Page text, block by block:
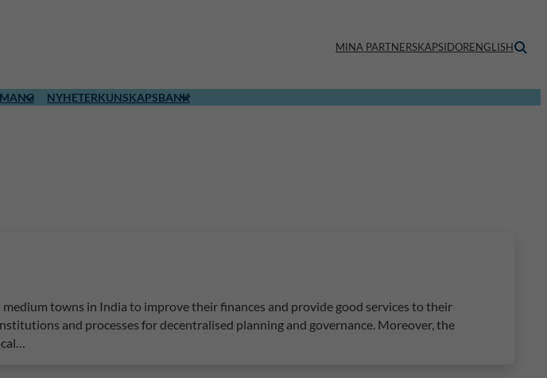
MINA PARTNERSKAPSIDORENGLISH
NYHETERKUNSKAPSBANK
towns in India to improve their finances and provide good services to their
and processes for decentralised planning and governance. Moreover, the